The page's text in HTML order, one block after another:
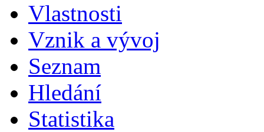
Vlastnosti
Vznik a vývoj
Seznam
Hledání
Statistika